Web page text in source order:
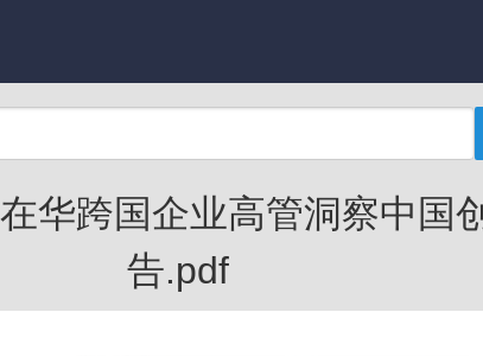
华跨国企业高管洞察中国
告.pdf